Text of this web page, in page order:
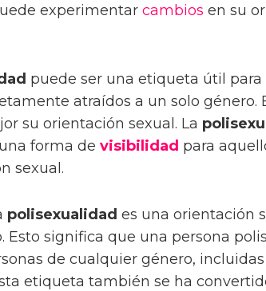
experimentar cambios en su
puede ser una etiqueta útil para
atraídos a un solo género.
su orientación sexual. La
forma de visibilidad para
sexual.
polisexualidad es una orientación
Esto significa que una persona
de cualquier género,
etiqueta también se ha